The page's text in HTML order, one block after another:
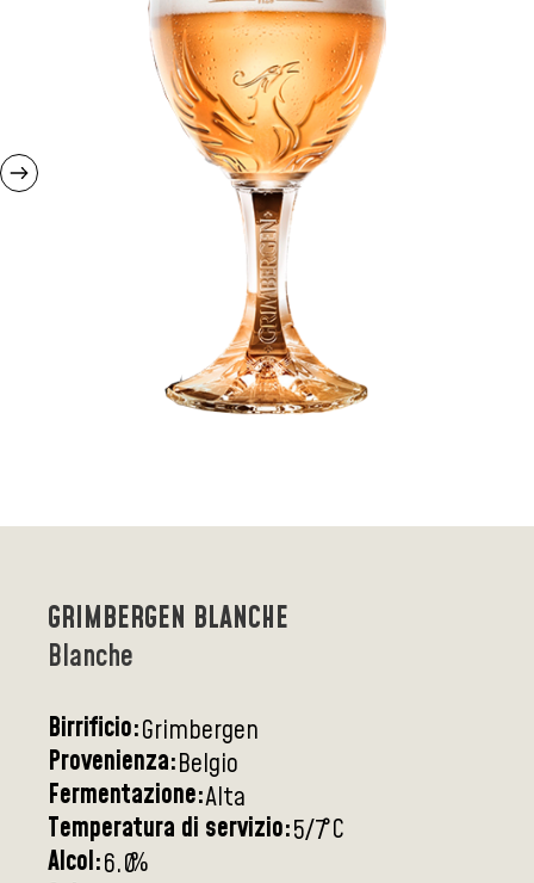
GRIMBERGEN BLANCHE
Blanche
Birrificio:Grimbergen
Provenienza:Belgio
Fermentazione:Alta
Temperatura di servizio:5/7°C
Alcol:6.0%